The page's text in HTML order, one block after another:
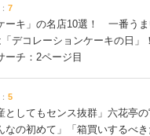
7
ーキ」の名店10選！ 一番うま
「デコレーションケーキの日
ーチ：2ページ目
5
としてもセンス抜群」六花亭
の初めて」「箱買いするべき